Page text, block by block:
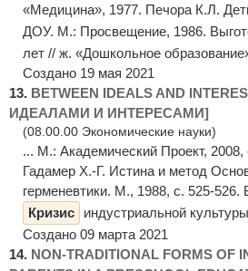
«Медицина», 1977. Печора К.Л.
ДОУ. М.: Просвещение, 1986.
лет // ж. «Дошкольное
Создано 19 мая 2021
13. BETWEEN IDEALS AND
ИДЕАЛАМИ И ИНТЕРЕСАМИ]
(08.00.00 Экономические науки)
... М.: Академический Проект,
Гадамер Х.-Г. Истина и метод
герменевтики. М., 1988, с. 525-
Кризис
индустриальной
Создано 09 марта 2021
14. NON-TRADITIONAL FORMS OF